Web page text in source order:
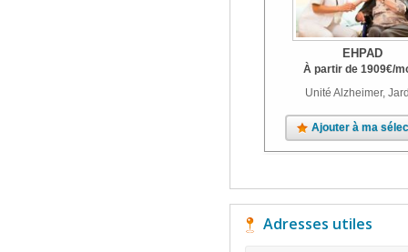
EHPAD
À partir de 1909€/
Unité Alzheimer,
Ajouter à ma
Adresses utiles